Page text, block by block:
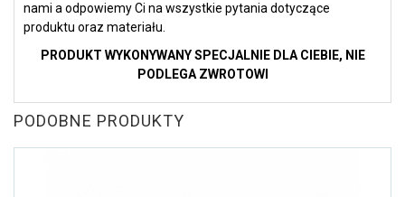
nami a odpowiemy Ci na wszystkie pytania dotyczące
produktu oraz materiału.
PRODUKT WYKONYWANY SPECJALNIE DLA CIEBIE, NIE
PODLEGA ZWROTOWI
PODOBNE PRODUKTY